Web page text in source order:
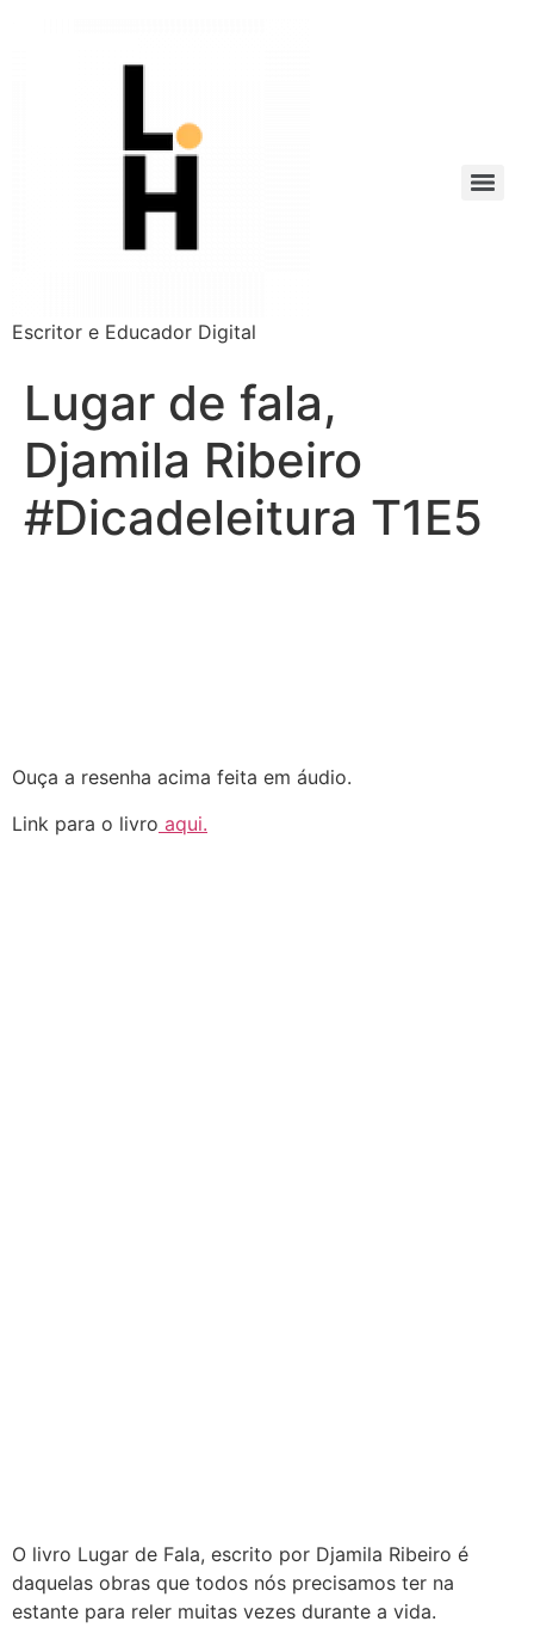
Escritor e Educador Digital
Lugar de fala,
Djamila Ribeiro
#Dicadeleitura T1E5
Ouça a resenha acima feita em áudio.
Link para o livro aqui.
O livro Lugar de Fala, escrito por Djamila Ribeiro é
daquelas obras que todos nós precisamos ter na
estante para reler muitas vezes durante a vida.